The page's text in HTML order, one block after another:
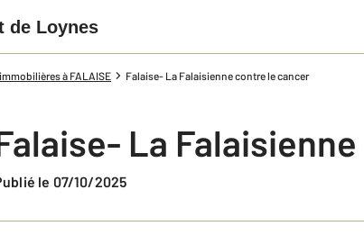
de Loynes
à FALAISE Falaise- La Falaisienne contre le cancer
La
Publié le 07/10/2025